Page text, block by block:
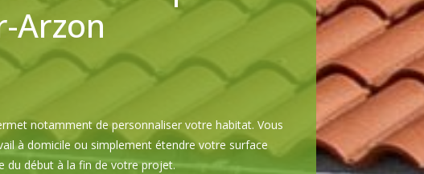
Arzon
notamment de personnaliser votre habitat. Vous
à domicile ou simplement étendre votre surface
du début à la fin de votre projet.